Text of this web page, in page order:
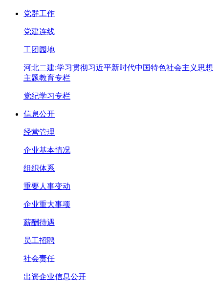
党群工作
党建连线
工团园地
河北二建:学习贯彻习近平新时代中国特色社会主义思想
主题教育专栏
党纪学习专栏
信息公开
经营管理
企业基本情况
组织体系
重要人事变动
企业重大事项
薪酬待遇
员工招聘
社会责任
出资企业信息公开